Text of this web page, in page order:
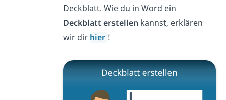
Deckblatt. Wie du in Word ein
Deckblatt erstellen kannst, erklären
wir dir hier !